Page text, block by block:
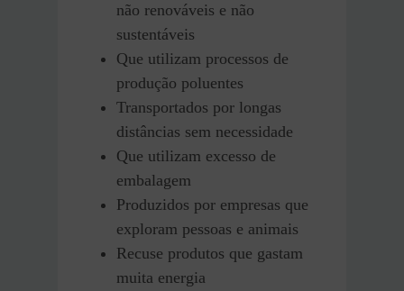
não renováveis e não
sustentáveis
Que utilizam processos de
produção poluentes
Transportados por longas
distâncias sem necessidade
Que utilizam excesso de
embalagem
Produzidos por empresas que
exploram pessoas e animais
Recuse produtos que gastam
muita energia